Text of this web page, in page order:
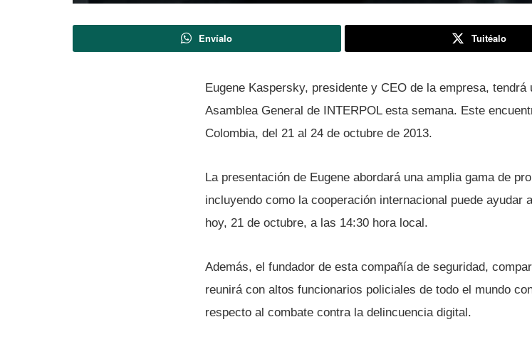
Envíalo Tuitéalo
Eugene Kaspersky, presidente y CEO de la empresa,
Asamblea General de INTERPOL esta semana. Este
Colombia, del 21 al 24 de octubre de 2013.
La presentación de Eugene abordará una amplia gama de
incluyendo como la cooperación internacional puede
hoy, 21 de octubre, a las 14:30 hora local.
Además, el fundador de esta compañí­a de seguridad,
reunirá con altos funcionarios policiales de todo el mundo
respecto al combate contra la delincuencia digital.